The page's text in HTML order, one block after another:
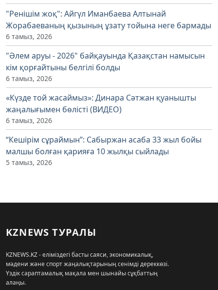
"Ренішім жоқ": Айгүл Иманбаева Алтынай
Жорабаеваның қызының ұзату тойына неге бармады
6 тамыз, 2026
"Әлем аруы - 2026" байқауында Қазақстан намысын
кім қорғайтыны белгілі болды
6 тамыз, 2026
«Күзде той жасаймыз»: Динара Сәтжан қуанышты
жаңалығымен бөлісті (ВИДЕО)
6 тамыз, 2026
“Кешірім сұраймын”: Сабыржан асаба 33 жыл бойы
малшы болған қарияға 10 жылқы сыйлады
5 тамыз, 2026
KZNEWS ТУРАЛЫ
KZNEWS.KZ - еліміздегі басты саяси, экономикалық,
мәдени және спорт жаңалықтарының сенімді дереккөзі.
Үздік сараптамалық мақала мен шынайы сұқбаттың
алаңы.